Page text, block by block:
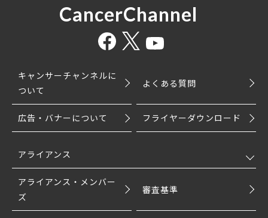
CancerChannel
キャンサーチャンネルに
ついて
よくある質問
広告・バナーについて フライヤーダウンロード
アライアンス
アライアンス・メンバー
ズ
審査基準